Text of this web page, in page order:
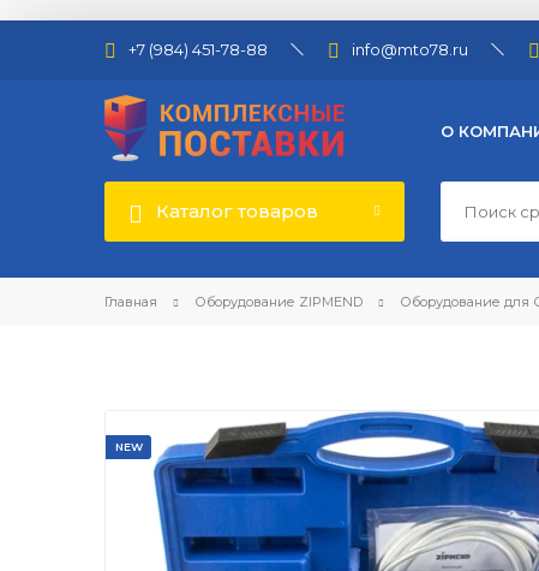
+7 (984) 451-78-88 info@mto78.ru
О
Каталог товаров
Главная Оборудование ZIPMEND Оборудование для
NEW